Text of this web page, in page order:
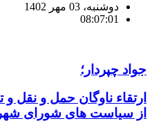
دوشنبه، 03 مهر 1402
08:07:01
جواد چپردار؛
ارتقاء ناوگان حمل و نقل
از سیاست های شورای